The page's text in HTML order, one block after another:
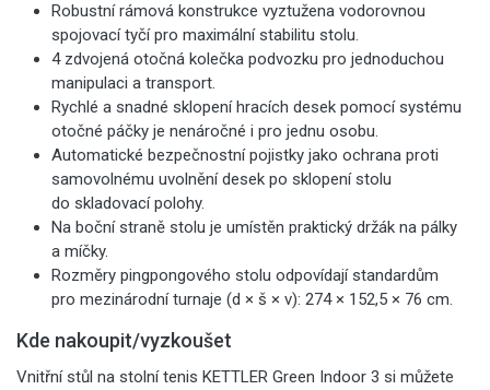
Robustní rámová konstrukce vyztužena vodorovnou
spojovací tyčí pro maximální stabilitu stolu.
4 zdvojená otočná kolečka podvozku pro jednoduchou
manipulaci a transport.
Rychlé a snadné sklopení hracích desek pomocí systému
otočné páčky je nenáročné i pro jednu osobu.
Automatické bezpečnostní pojistky jako ochrana proti
samovolnému uvolnění desek po sklopení stolu
do skladovací polohy.
Na boční straně stolu je umístěn praktický držák na pálky
a míčky.
Rozměry pingpongového stolu odpovídají standardům
pro mezinárodní turnaje (d × š × v): 274 × 152,5 × 76 cm.
Kde nakoupit/vyzkoušet
Vnitřní stůl na stolní tenis KETTLER Green Indoor 3 si můžete